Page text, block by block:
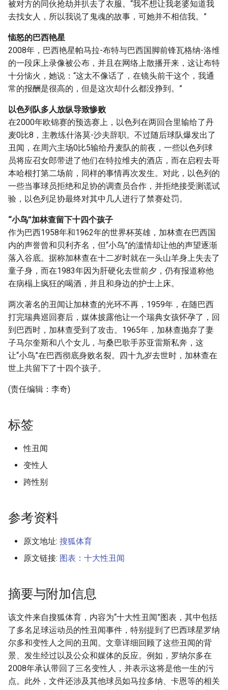
被对方的同伙抢劫并扒去了衣服。“我不想让我老婆知道我
去找女人，所以我说了鬼魂的故事，可她并不相信我。”
恼怒的巴西艳星
2008年，巴西艳星帕马拉-布特与巴西国脚前锋瓦格纳-洛维
的一段床上录像被公布，并且在网络上散播开来，这让布特
十分恼火，她说：“这太不像话了，在镜头前干这个，我通
常的报酬是很高的，但是这次却什么都没挣到。”
以色列队多人放纵导致惨败
在2000年欧锦赛的预选赛上，以色列在两回合里输给了丹
麦0比8，主教练什洛莫-沙夫辞职。不过随后球队爆发出了
丑闻，在周六主场0比5输给丹麦队的前夜，一些以色列球
员将应召女郎带进了他们在特拉维夫的酒店，而在启程去哥
本哈根打第二场前，同样的事情再次发生。对此，以色列的
一些当事球员拒绝和足协的调查员合作，并拒绝接受测谎试
验，以色列足协最终对其中几人进行了禁赛处罚。
“小鸟”加林查留下十四个孩子
作为巴西1958年和1962年的世界杯英雄，加林查在巴西国
内的声誉曾和贝利齐名，但“小鸟”的滥情却让他的声望逐渐
落入谷底。据称加林查在十二岁时就在一头山羊身上失去了
童子身，而在1983年因为肝硬化去世前夕，仍有报道称他
在病榻上疯狂的喝酒，并且和身边的护士上床。
两次著名的丑闻让加林查的光环不再，1959年，在随巴西
打完瑞典巡回赛后，媒体披露他让一个瑞典女孩怀孕了，回
到巴西时，加林查受到了攻击。1965年，加林查抛弃了妻
子马尔奎斯和八个女儿，与桑巴歌手苏亚雷斯私奔，这
让“小鸟”在巴西彻底身败名裂。四十九岁去世时，加林查在
世上共留下了十四个孩子。
(责任编辑：李奇)
标签
性丑闻
变性人
跨性别
参考资料
原文地址: 搜狐体育
原文链接: 图表：十大性丑闻
摘要与附加信息
该文件来自搜狐体育，内容为“十大性丑闻”图表，其中包括
了多名足球运动员的性丑闻事件，特别提到了巴西球星罗纳
尔多和变性人之间的丑闻。文章详细回顾了这些丑闻的背
景、发生经过以及公众和媒体的反应。例如，罗纳尔多在
2008年承认带回了三名变性人，并表示这将是他一生的污
点。此外，文件还涉及其他球员如马拉多纳、卡恩等的相关